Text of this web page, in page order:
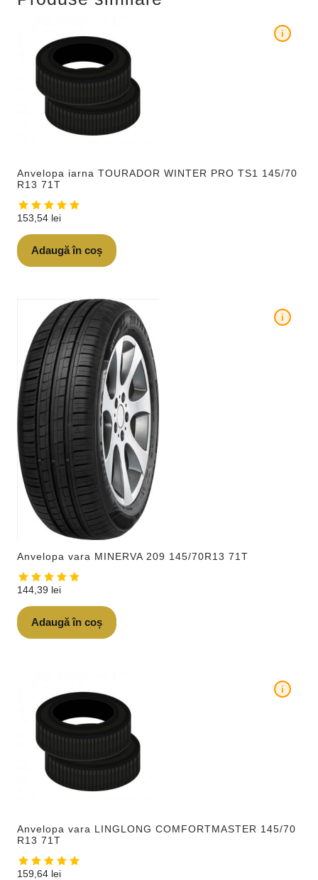
Anvelopa iarna TOURADOR WINTER PRO TS1 145/70
R13 71T
i
153,54 lei
Adaugă în coș
Anvelopa vara MINERVA 209 145/70R13 71T
i
144,39 lei
Adaugă în coș
Anvelopa vara LINGLONG COMFORTMASTER 145/70
R13 71T
i
159,64 lei